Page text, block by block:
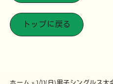
トップに戻る
ホーム » 1/11(日)男子シングルス大